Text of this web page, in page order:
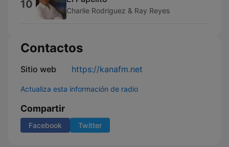
10 Charlie Rodriguez & Ray Reyes
Contactos
Sitio web https://kanafm.net
Actualiza esta información de radio
Compartir
Facebook Twitter